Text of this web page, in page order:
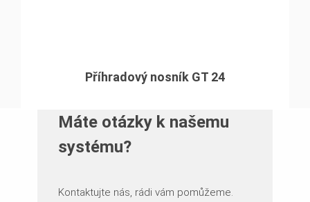
Příhradový nosník GT 24
Máte otázky k našemu
systému?
Kontaktujte nás, rádi vám pomůžeme.